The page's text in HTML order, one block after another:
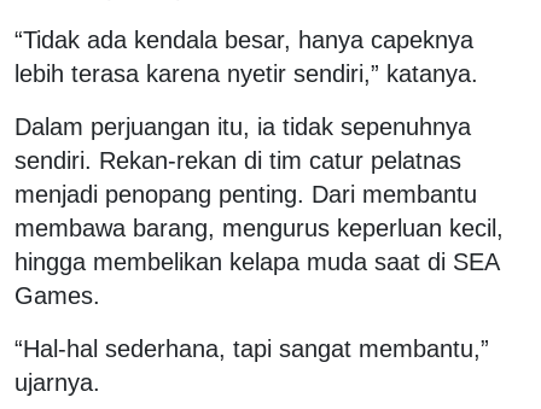
“Tidak ada kendala besar, hanya capeknya
lebih terasa karena nyetir sendiri,” katanya.
Dalam perjuangan itu, ia tidak sepenuhnya
sendiri. Rekan-rekan di tim catur pelatnas
menjadi penopang penting. Dari membantu
membawa barang, mengurus keperluan kecil,
hingga membelikan kelapa muda saat di SEA
Games.
“Hal-hal sederhana, tapi sangat membantu,”
ujarnya.